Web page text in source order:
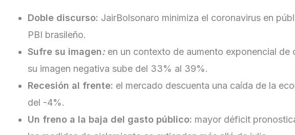
Doble discurso: JairBolsonaro minimiza el coronavirus en
PBI brasileño.
Sufre su imagen:en un contexto de aumento exponencial de
su imagen negativa sube del 33% al 39%.
Recesión al frente: el mercado descuenta una caída de la
del -4%.
Un freno a la baja del gasto público: mayor déficit